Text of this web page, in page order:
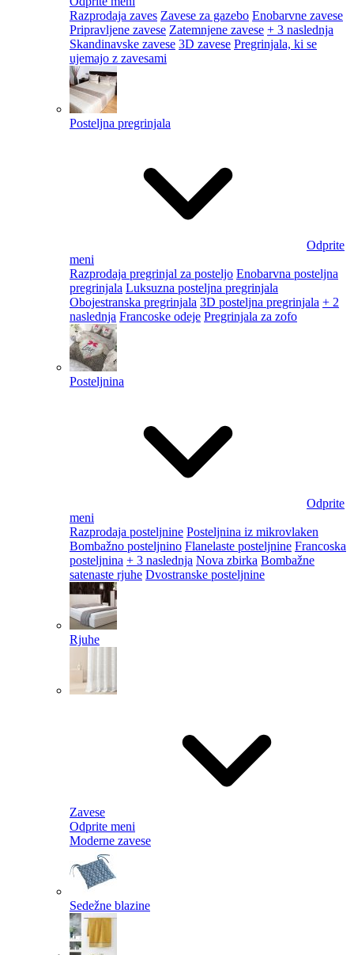
Razprodaja zaves Zavese za gazebo Enobarvne zavese
Pripravljene zavese Zatemnjene zavese + 3 naslednja
Skandinavske zavese 3D zavese Pregrinjala, ki se
ujemajo z zavesami
Posteljna pregrinjala
Odprite
meni
Razprodaja pregrinjal za posteljo Enobarvna posteljna
pregrinjala Luksuzna posteljna pregrinjala
Obojestranska pregrinjala 3D posteljna pregrinjala + 2
naslednja Francoske odeje Pregrinjala za zofo
Posteljnina
Odprite
meni
Razprodaja posteljnine Posteljnina iz mikrovlaken
Bombažno posteljnino Flanelaste posteljnine Francoska
posteljnina + 3 naslednja Nova zbirka Bombažne
satenaste rjuhe Dvostranske posteljnine
Rjuhe
Zavese
Odprite meni
Moderne zavese
Sedežne blazine